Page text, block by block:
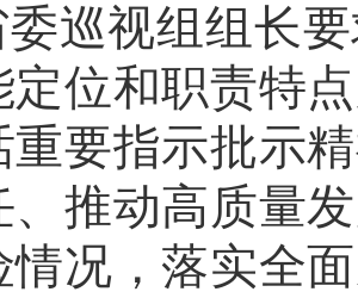
委巡视组组长
定位和职责特
重要指示批示
、推动高质量
情况，落实全